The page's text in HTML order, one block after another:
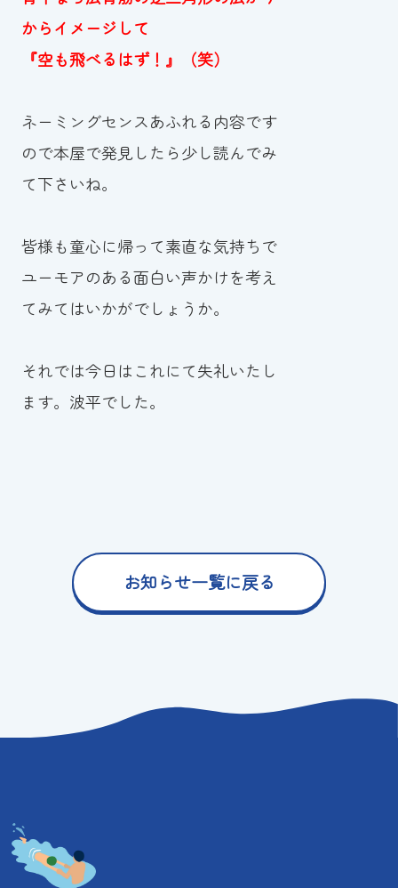
からイメージして
『空も飛べるはず！』（笑）
ネーミングセンスあふれる内容です
ので本屋で発見したら少し読んでみ
て下さいね。
皆様も童心に帰って素直な気持ちで
ユーモアのある面白い声かけを考え
てみてはいかがでしょうか。
それでは今日はこれにて失礼いたし
ます。波平でした。
お知らせ一覧に戻る